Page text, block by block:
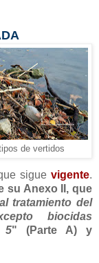
de vertidos
sigue vigente.
su Anexo II, que
tratamiento del
biocidas
5" (Parte A) y